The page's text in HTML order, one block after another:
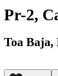
Pr-2,
Toa Baja,